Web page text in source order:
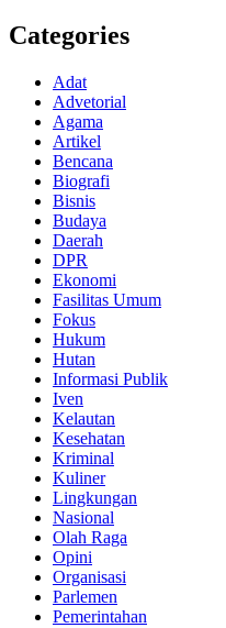
Categories
Adat
Advetorial
Agama
Artikel
Bencana
Biografi
Bisnis
Budaya
Daerah
DPR
Ekonomi
Fasilitas Umum
Fokus
Hukum
Hutan
Informasi Publik
Iven
Kelautan
Kesehatan
Kriminal
Kuliner
Lingkungan
Nasional
Olah Raga
Opini
Organisasi
Parlemen
Pemerintahan